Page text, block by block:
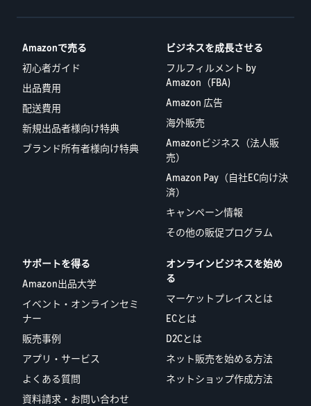
Amazonで売る
初心者ガイド
出品費用
配送費用
新規出品者様向け特典
ブランド所有者様向け特典
ビジネスを成長させる
フルフィルメント by
Amazon（FBA)
Amazon 広告
海外販売
Amazonビジネス（法人販
売）
Amazon Pay（自社EC向け決
済）
キャンペーン情報
その他の販促プログラム
サポートを得る
Amazon出品大学
イベント・オンラインセミ
ナー
販売事例
アプリ・サービス
よくある質問
資料請求・お問い合わせ
オンラインビジネスを始め
る
マーケットプレイスとは
ECとは
D2Cとは
ネット販売を始める方法
ネットショップ作成方法